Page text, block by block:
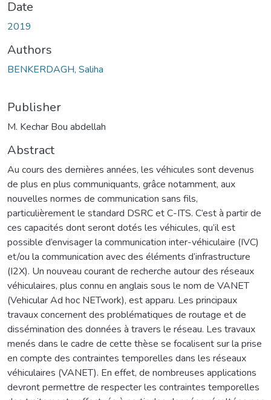
Date
2019
Authors
BENKERDAGH, Saliha
Publisher
M. Kechar Bou abdellah
Abstract
Au cours des dernières années, les véhicules sont devenus
de plus en plus communiquants, grâce notamment, aux
nouvelles normes de communication sans fils,
particulièrement le standard DSRC et C-ITS. C’est à partir de
ces capacités dont seront dotés les véhicules, qu’il est
possible d’envisager la communication inter-véhiculaire (IVC)
et/ou la communication avec des éléments d’infrastructure
(I2X). Un nouveau courant de recherche autour des réseaux
véhiculaires, plus connu en anglais sous le nom de VANET
(Vehicular Ad hoc NETwork), est apparu. Les principaux
travaux concernent des problématiques de routage et de
dissémination des données à travers le réseau. Les travaux
menés dans le cadre de cette thèse se focalisent sur la prise
en compte des contraintes temporelles dans les réseaux
véhiculaires (VANET). En effet, de nombreuses applications
devront permettre de respecter les contraintes temporelles